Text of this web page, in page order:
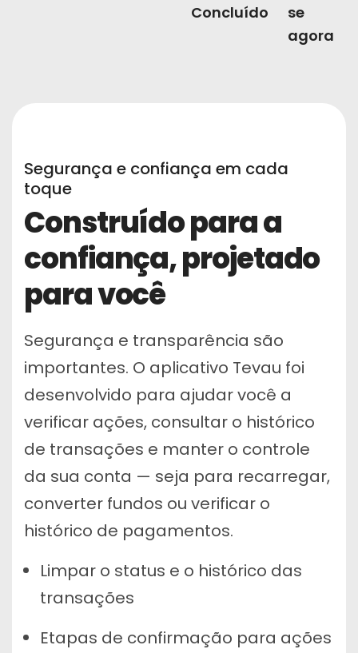
Concluído
se
agora
Segurança e confiança em cada
toque
Construído para a
confiança, projetado
para você
Segurança e transparência são
importantes. O aplicativo Tevau foi
desenvolvido para ajudar você a
verificar ações, consultar o histórico
de transações e manter o controle
da sua conta — seja para recarregar,
converter fundos ou verificar o
histórico de pagamentos.
Limpar o status e o histórico das
transações
Etapas de confirmação para ações